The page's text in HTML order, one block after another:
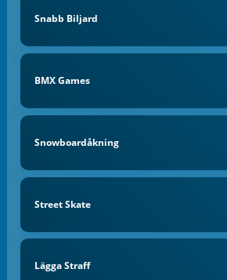
Snabb Biljard
BMX Games
Snowboardåkning
Street Skate
Lägga Straff